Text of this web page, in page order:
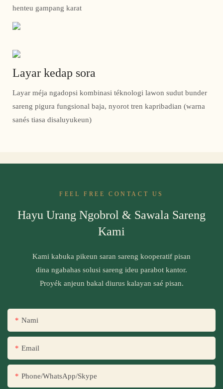
henteu gampang karat
Layar kedap sora
Layar méja ngadopsi kombinasi téknologi lawon sudut bunder
sareng pigura fungsional baja, nyorot tren kapribadian (warna
sanés tiasa disaluyukeun)
FEEL FREE CONTACT US
Hayu Urang Ngobrol & Sawala Sareng
Kami
Kami kabuka pikeun saran sareng kooperatif pisan
dina ngabahas solusi sareng ideu parabot kantor.
Proyék anjeun bakal diurus kalayan saé pisan.
Nami
Email
Phone/WhatsApp/Skype